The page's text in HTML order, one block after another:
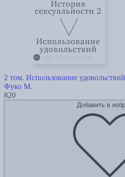
2 том. Использование удовольствий
Фуко М.
820
Добавить в